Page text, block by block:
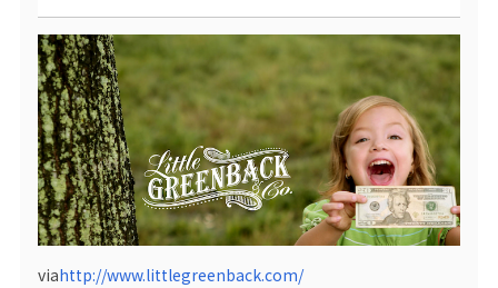
viahttp://www.littlegreenback.com/